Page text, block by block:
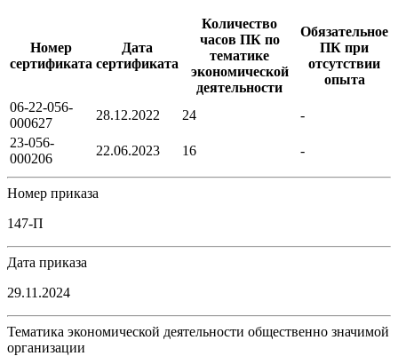
Номер
сертификата
Дата
сертификата
Количество
часов ПК по
тематике
экономической
деятельности
Обязательное
ПК при
отсутствии
опыта
06-22-056-
000627
28.12.2022 24
-
23-056-
000206
22.06.2023 16 -
Номер приказа
147-П
Дата приказа
29.11.2024
Тематика экономической деятельности общественно значимой
организации